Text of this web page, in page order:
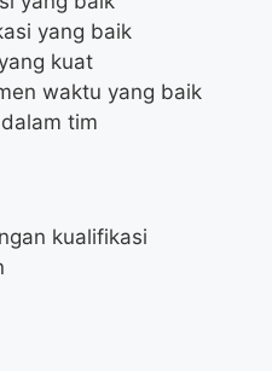
yang baik
kuat
waktu yang baik
tim
kualifikasi